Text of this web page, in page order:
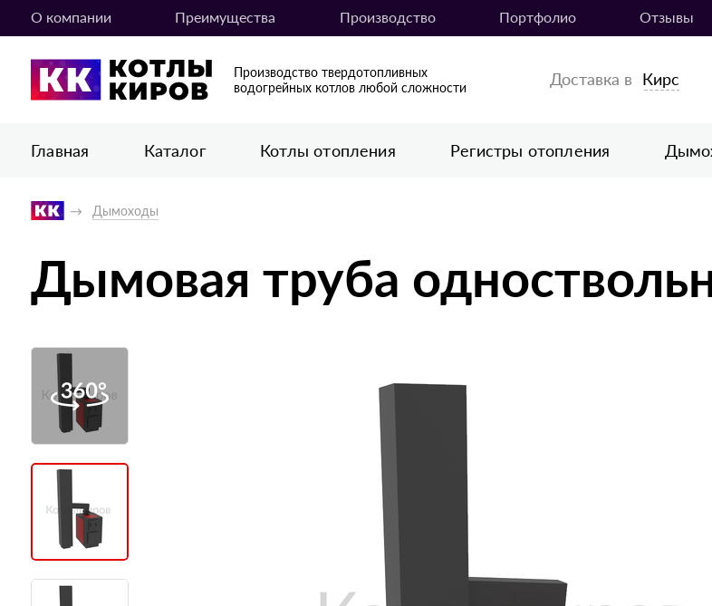
О компании Преимущества Производство Портфолио Отзывы
Производство твердотопливных
водогрейных котлов любой сложности
Доставка в Кирс
Главная Каталог Котлы отопления Регистры отопления
Дымоходы
Дымовая труба